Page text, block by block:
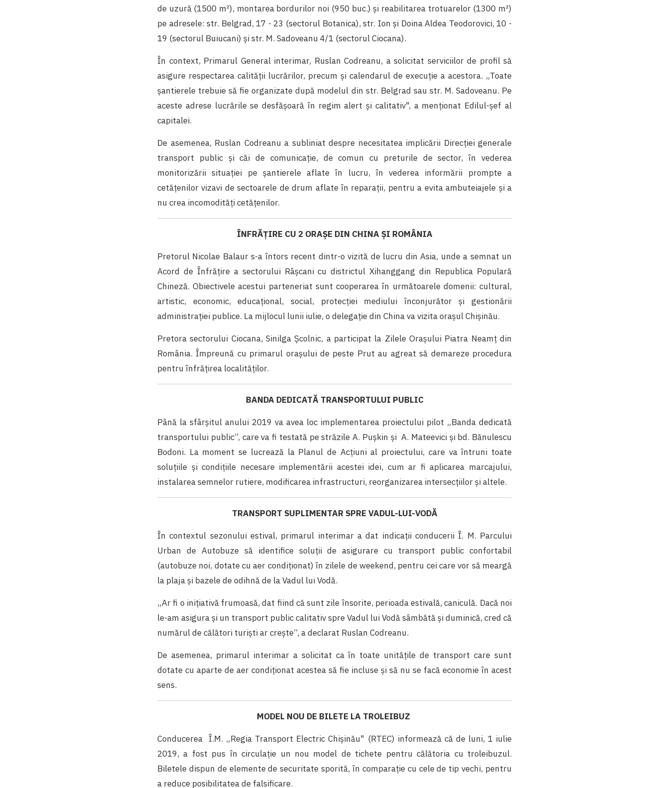
de uzură (1500 m²), montarea bordurilor noi (950 buc.) și reabilitarea trotuarelor (1300 m²)
pe adresele: str. Belgrad, 17 - 23 (sectorul Botanica), str. Ion și Doina Aldea Teodorovici, 10 -
19 (sectorul Buiucani) și str. M. Sadoveanu 4/1 (sectorul Ciocana).
În context, Primarul General interimar, Ruslan Codreanu, a solicitat serviciilor de profil să
asigure respectarea calității lucrărilor, precum și calendarul de execuție a acestora. „Toate
șantierele trebuie să fie organizate după modelul din str. Belgrad sau str. M. Sadoveanu. Pe
aceste adrese lucrările se desfășoară în regim alert și calitativ", a menționat Edilul-șef al
capitalei.
De asemenea, Ruslan Codreanu a subliniat despre necesitatea implicării Direcției generale
transport public și căi de comunicație, de comun cu preturile de sector, în vederea
monitorizării situației pe șantierele aflate în lucru, în vederea informării prompte a
cetățenilor vizavi de sectoarele de drum aflate în reparații, pentru a evita ambuteiajele și a
nu crea incomodități cetățenilor.
ÎNFRĂȚIRE CU 2 ORAȘE DIN CHINA ȘI ROMÂNIA
Pretorul Nicolae Balaur s-a întors recent dintr-o vizită de lucru din Asia, unde a semnat un
Acord de Înfrățire a sectorului Râșcani cu districtul Xihanggang din Republica Populară
Chineză. Obiectivele acestui parteneriat sunt cooperarea în următoarele domenii: cultural,
artistic, economic, educațional, social, protecției mediului înconjurător și gestionării
administrației publice. La mijlocul lunii iulie, o delegație din China va vizita orașul Chișinău.
Pretora sectorului Ciocana, Sinilga Școlnic, a participat la Zilele Orașului Piatra Neamț din
România. Împreună cu primarul orașului de peste Prut au agreat să demareze procedura
pentru înfrățirea localităților.
BANDA DEDICATĂ TRANSPORTULUI PUBLIC
Până la sfârșitul anului 2019 va avea loc implementarea proiectului pilot „Banda dedicată
transportului public”, care va fi testată pe străzile A. Puşkin şi A. Mateevici şi bd. Bănulescu
Bodoni. La moment se lucrează la Planul de Acţiuni al proiectului, care va întruni toate
soluţiile şi condiţiile necesare implementării acestei idei, cum ar fi aplicarea marcajului,
instalarea semnelor rutiere, modificarea infrastructuri, reorganizarea intersecţiilor şi altele.
TRANSPORT SUPLIMENTAR SPRE VADUL-LUI-VODĂ
În contextul sezonului estival, primarul interimar a dat indicații conducerii Î. M. Parcului
Urban de Autobuze să identifice soluții de asigurare cu transport public confortabil
(autobuze noi, dotate cu aer condiționat) în zilele de weekend, pentru cei care vor să meargă
la plaja și bazele de odihnă de la Vadul lui Vodă.
„Ar fi o inițiativă frumoasă, dat fiind că sunt zile însorite, perioada estivală, caniculă. Dacă noi
le-am asigura și un transport public calitativ spre Vadul lui Vodă sâmbătă și duminică, cred că
numărul de călători turiști ar crește”, a declarat Ruslan Codreanu.
De asemenea, primarul interimar a solicitat ca în toate unitățile de transport care sunt
dotate cu aparte de aer condiționat acestea să fie incluse și să nu se facă economie în acest
sens.
MODEL NOU DE BILETE LA TROLEIBUZ
Conducerea Î.M. „Regia Transport Electric Chișinău" (RTEC) informează că de luni, 1 iulie
2019, a fost pus în circulație un nou model de tichete pentru călătoria cu troleibuzul.
Biletele dispun de elemente de securitate sporită, în comparație cu cele de tip vechi, pentru
a reduce posibilitatea de falsificare.